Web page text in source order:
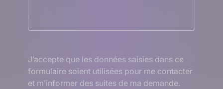
RGPD
J’accepte que les données saisies dans ce
formulaire soient utilisées pour me contacter
et m’informer des suites de ma demande.